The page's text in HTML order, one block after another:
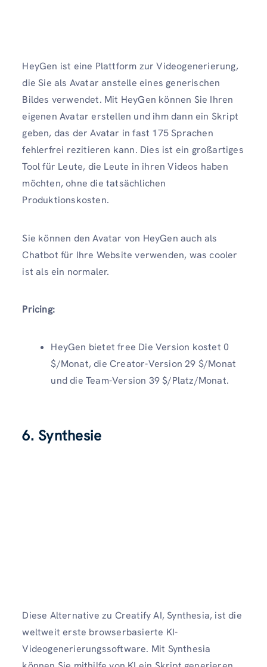
HeyGen ist eine Plattform zur Videogenerierung,
die Sie als Avatar anstelle eines generischen
Bildes verwendet. Mit HeyGen können Sie Ihren
eigenen Avatar erstellen und ihm dann ein Skript
geben, das der Avatar in fast 175 Sprachen
fehlerfrei rezitieren kann. Dies ist ein großartiges
Tool für Leute, die Leute in ihren Videos haben
möchten, ohne die tatsächlichen
Produktionskosten.
Sie können den Avatar von HeyGen auch als
Chatbot für Ihre Website verwenden, was cooler
ist als ein normaler.
Pricing:
HeyGen bietet free Die Version kostet 0
$/Monat, die Creator-Version 29 $/Monat
und die Team-Version 39 $/Platz/Monat.
6. Synthesie
Diese Alternative zu Creatify AI, Synthesia, ist die
weltweit erste browserbasierte KI-
Videogenerierungssoftware. Mit Synthesia